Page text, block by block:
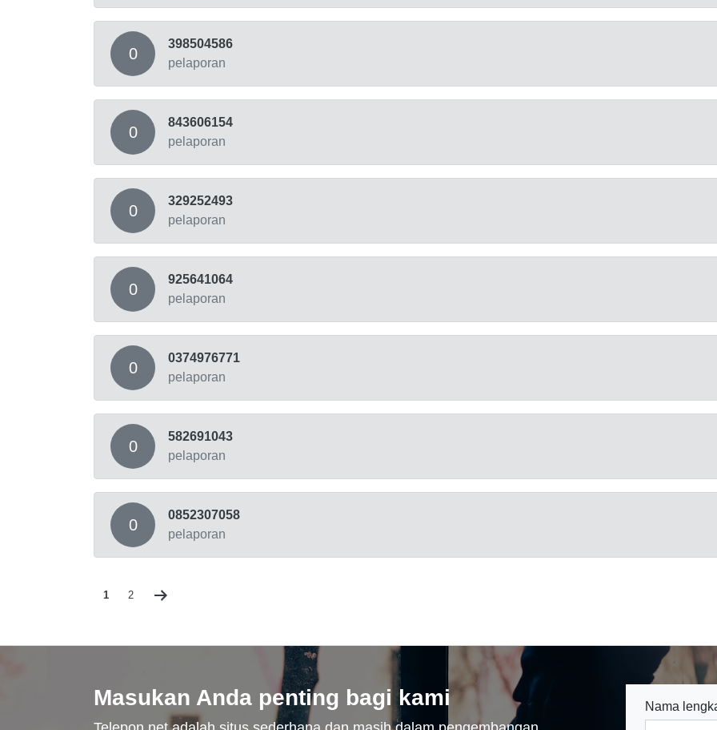
0
398504586
pelaporan
0
843606154
pelaporan
0
329252493
pelaporan
0
925641064
pelaporan
0
0374976771
pelaporan
0
582691043
pelaporan
0
0852307058
pelaporan
1 2
Masukan Anda penting bagi kami Nama